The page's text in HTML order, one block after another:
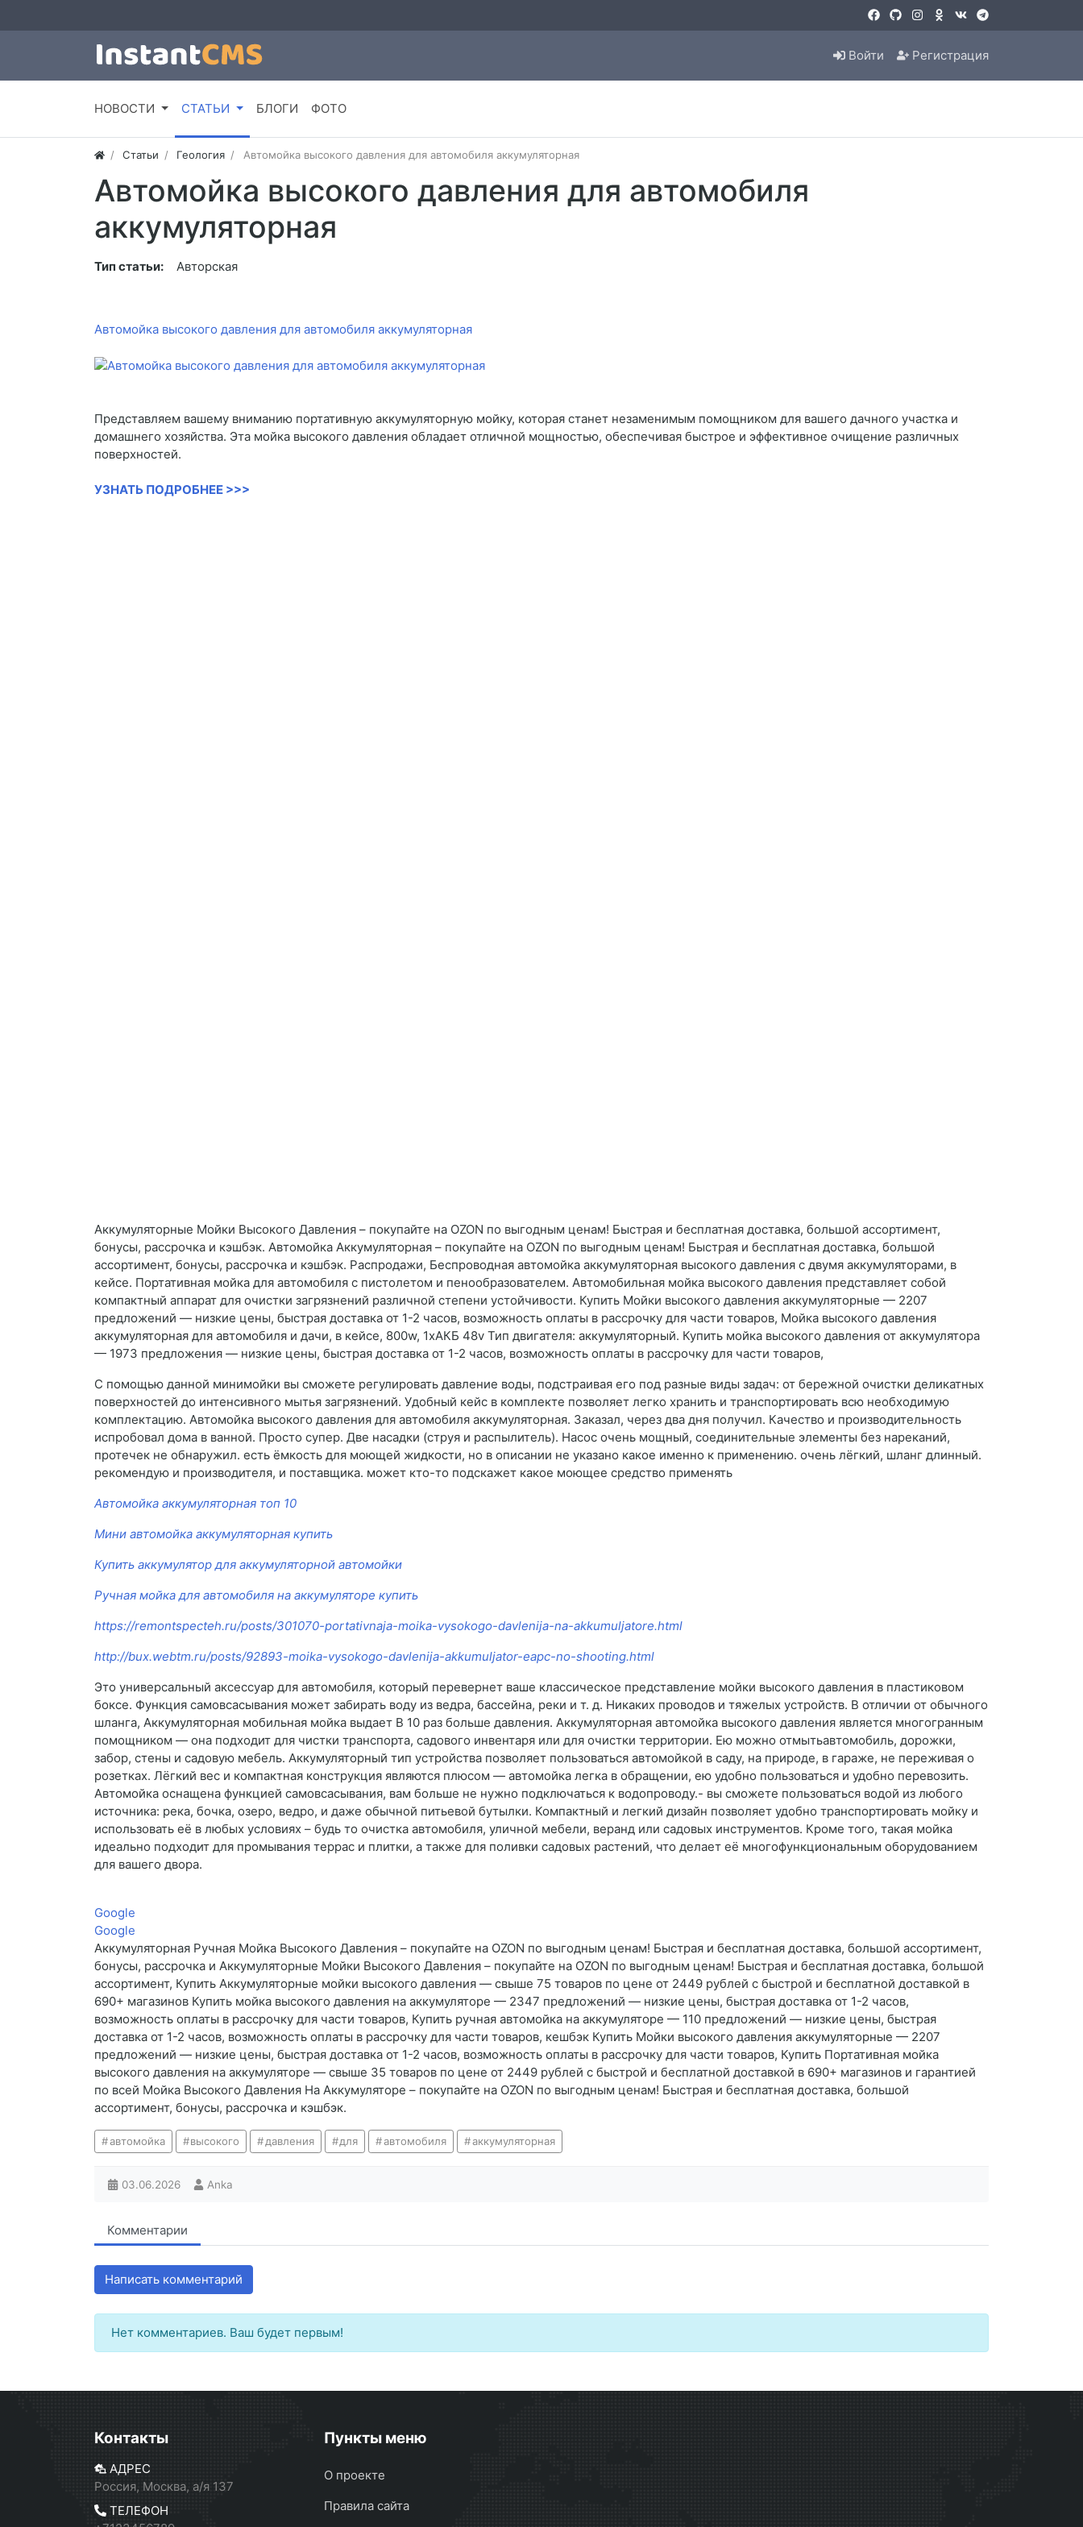
Войти Регистрация
НОВОСТИ СТАТЬИ БЛОГИ ФОТО
Статьи Геология Автомойка высокого давления для автомобиля аккумуляторная
Автомойка высокого давления для автомобиля
аккумуляторная
Тип статьи: Авторская
Автомойка высокого давления для автомобиля аккумуляторная
Представляем вашему вниманию портативную аккумуляторную мойку, которая станет незаменимым помощником для вашего дачного участка и
домашнего хозяйства. Эта мойка высокого давления обладает отличной мощностью, обеспечивая быстрое и эффективное очищение различных
поверхностей.
УЗНАТЬ ПОДРОБНЕЕ >>>
Аккумуляторные Мойки Высокого Давления – покупайте на OZON по выгодным ценам! Быстрая и бесплатная доставка, большой ассортимент,
бонусы, рассрочка и кэшбэк. Автомойка Аккумуляторная – покупайте на OZON по выгодным ценам! Быстрая и бесплатная доставка, большой
ассортимент, бонусы, рассрочка и кэшбэк. Распродажи, Беспроводная автомойка аккумуляторная высокого давления с двумя аккумуляторами, в
кейсе. Портативная мойка для автомобиля с пистолетом и пенообразователем. Автомобильная мойка высокого давления представляет собой
компактный аппарат для очистки загрязнений различной степени устойчивости. Купить Мойки высокого давления аккумуляторные — 2207
предложений — низкие цены, быстрая доставка от 1-2 часов, возможность оплаты в рассрочку для части товаров, Мойка высокого давления
аккумуляторная для автомобиля и дачи, в кейсе, 800w, 1хАКБ 48v Тип двигателя: аккумуляторный. Купить мойка высокого давления от аккумулятора
— 1973 предложения — низкие цены, быстрая доставка от 1-2 часов, возможность оплаты в рассрочку для части товаров,
С помощью данной минимойки вы сможете регулировать давление воды, подстраивая его под разные виды задач: от бережной очистки деликатных
поверхностей до интенсивного мытья загрязнений. Удобный кейс в комплекте позволяет легко хранить и транспортировать всю необходимую
комплектацию. Автомойка высокого давления для автомобиля аккумуляторная. Заказал, через два дня получил. Качество и производительность
испробовал дома в ванной. Просто супер. Две насадки (струя и распылитель). Насос очень мощный, соединительные элементы без нареканий,
протечек не обнаружил. есть ёмкость для моющей жидкости, но в описании не указано какое именно к применению. очень лёгкий, шланг длинный.
рекомендую и производителя, и поставщика. может кто-то подскажет какое моющее средство применять
Автомойка аккумуляторная топ 10
Мини автомойка аккумуляторная купить
Купить аккумулятор для аккумуляторной автомойки
Ручная мойка для автомобиля на аккумуляторе купить
https://remontspecteh.ru/posts/301070-portativnaja-moika-vysokogo-davlenija-na-akkumuljatore.html
http://bux.webtm.ru/posts/92893-moika-vysokogo-davlenija-akkumuljator-eapc-no-shooting.html
Это универсальный аксессуар для автомобиля, который перевернет ваше классическое представление мойки высокого давления в пластиковом
боксе. Функция самовсасывания может забирать воду из ведра, бассейна, реки и т. д. Никаких проводов и тяжелых устройств. В отличии от обычного
шланга, Аккумуляторная мобильная мойка выдает В 10 раз больше давления. Аккумуляторная автомойка высокого давления является многогранным
помощником — она подходит для чистки транспорта, садового инвентаря или для очистки территории. Ею можно отмытьавтомобиль, дорожки,
забор, стены и садовую мебель. Аккумуляторный тип устройства позволяет пользоваться автомойкой в саду, на природе, в гараже, не переживая о
розетках. Лёгкий вес и компактная конструкция являются плюсом — автомойка легка в обращении, ею удобно пользоваться и удобно перевозить.
Автомойка оснащена функцией самовсасывания, вам больше не нужно подключаться к водопроводу.- вы сможете пользоваться водой из любого
источника: река, бочка, озеро, ведро, и даже обычной питьевой бутылки. Компактный и легкий дизайн позволяет удобно транспортировать мойку и
использовать её в любых условиях – будь то очистка автомобиля, уличной мебели, веранд или садовых инструментов. Кроме того, такая мойка
идеально подходит для промывания террас и плитки, а также для поливки садовых растений, что делает её многофункциональным оборудованием
для вашего двора.
Google
Google
Аккумуляторная Ручная Мойка Высокого Давления – покупайте на OZON по выгодным ценам! Быстрая и бесплатная доставка, большой ассортимент,
бонусы, рассрочка и Аккумуляторные Мойки Высокого Давления – покупайте на OZON по выгодным ценам! Быстрая и бесплатная доставка, большой
ассортимент, Купить Аккумуляторные мойки высокого давления — свыше 75 товаров по цене от 2449 рублей с быстрой и бесплатной доставкой в
690+ магазинов Купить мойка высокого давления на аккумуляторе — 2347 предложений — низкие цены, быстрая доставка от 1-2 часов,
возможность оплаты в рассрочку для части товаров, Купить ручная автомойка на аккумуляторе — 110 предложений — низкие цены, быстрая
доставка от 1-2 часов, возможность оплаты в рассрочку для части товаров, кешбэк Купить Мойки высокого давления аккумуляторные — 2207
предложений — низкие цены, быстрая доставка от 1-2 часов, возможность оплаты в рассрочку для части товаров, Купить Портативная мойка
высокого давления на аккумуляторе — свыше 35 товаров по цене от 2449 рублей с быстрой и бесплатной доставкой в 690+ магазинов и гарантией
по всей Мойка Высокого Давления На Аккумуляторе – покупайте на OZON по выгодным ценам! Быстрая и бесплатная доставка, большой
ассортимент, бонусы, рассрочка и кэшбэк.
автомойка высокого давления для автомобиля аккумуляторная
03.06.2026 Anka
Комментарии
Написать комментарий
Нет комментариев. Ваш будет первым!
Контакты
АДРЕС
Россия, Москва, а/я 137
ТЕЛЕФОН
Пункты меню
О проекте
Правила сайта